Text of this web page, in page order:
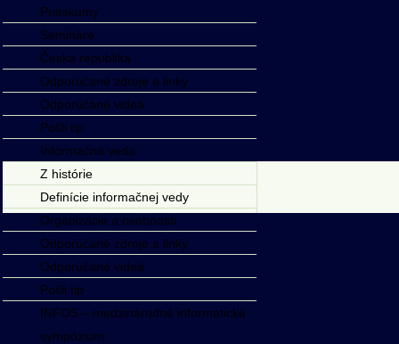
Prieskumy
Semináre
Česká republika
Odporúčané zdroje a linky
Odporúčané videá
Pošli tip
Informačná veda
Z histórie
Definície informačnej vedy
Organizácie a osobnosti
Odporúčané zdroje a linky
Odporúčané videá
Pošli tip
INFOS – medzinárodné informatické
sympózium